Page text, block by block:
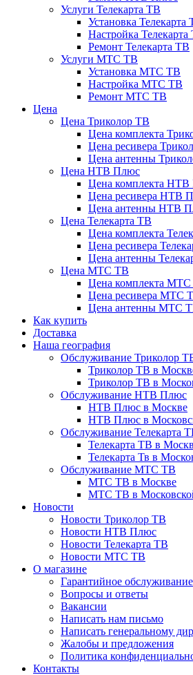
Услуги Телекарта ТВ
Установка Телекарта
Настройка Телекарта
Ремонт Телекарта ТВ
Услуги МТС ТВ
Установка МТС ТВ
Настройка МТС ТВ
Ремонт МТС ТВ
Цена
Цена Триколор ТВ
Цена комплекта
Цена ресивера
Цена антенны
Цена НТВ Плюс
Цена комплекта
Цена ресивера НТВ
Цена антенны НТВ
Цена Телекарта ТВ
Цена комплекта
Цена ресивера
Цена антенны
Цена МТС ТВ
Цена комплекта
Цена ресивера МТС
Цена антенны МТС
Как купить
Доставка
Наша география
Обслуживание Триколор
Триколор ТВ в
Триколор ТВ в
Обслуживание НТВ Плюс
НТВ Плюс в Москве
НТВ Плюс в
Обслуживание Телекарта
Телекарта ТВ в
Телекарта Тв в
Обслуживание МТС ТВ
МТС ТВ в Москве
МТС ТВ в
Новости
Новости Триколор ТВ
Новости НТВ Плюс
Новости Телекарта ТВ
Новости МТС ТВ
О магазине
Гарантийное обслуживание
Вопросы и ответы
Вакансии
Написать нам письмо
Написать генеральному
Жалобы и предложения
Политика
Контакты